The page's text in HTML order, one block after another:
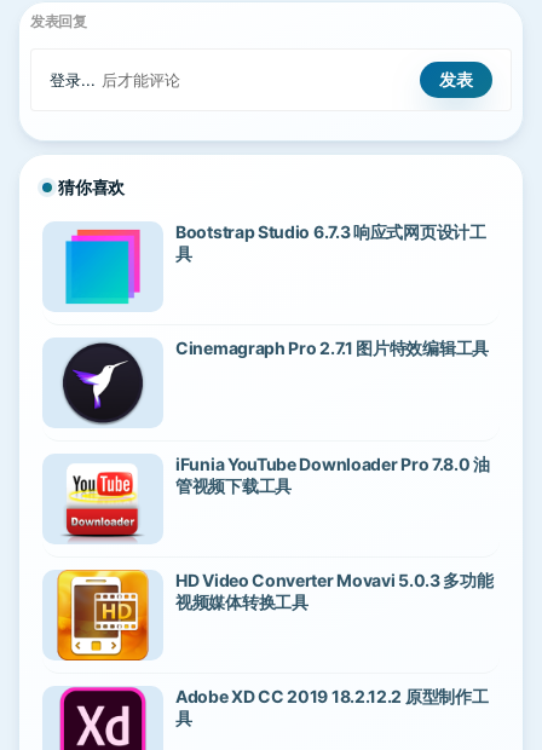
发表回复
登录... 后才能评论
猜你喜欢
Bootstrap Studio 6.7.3 响应式网页设计工
具
Cinemagraph Pro 2.7.1 图片特效编辑工具
iFunia YouTube Downloader Pro 7.8.0 油
管视频下载工具
HD Video Converter Movavi 5.0.3 多功能
视频媒体转换工具
Adobe XD CC 2019 18.2.12.2 原型制作工
具